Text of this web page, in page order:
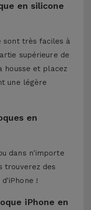
en silicone
sont très faciles à
supérieure de
housse et placez
une légère
en
dans n'importe
trouverez des
!
iPhone en